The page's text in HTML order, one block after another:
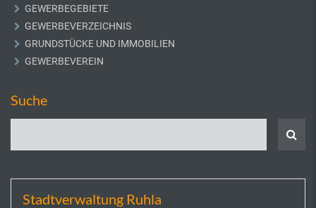
GEWERBEGEBIETE
GEWERBEVERZEICHNIS
GRUNDSTÜCKE UND IMMOBILIEN
GEWERBEVEREIN
Suche
Stadtverwaltung Ruhla